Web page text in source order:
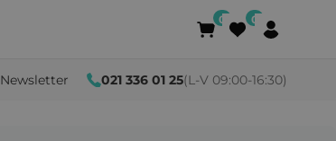
Newsletter 021 336 01 25(L-V 09:00-16:30)